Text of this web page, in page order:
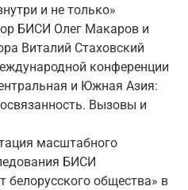
и не только»
БИСИ Олег Макаров и
Виталий Стаховский
конференции
и Южная Азия:
Вызовы и
масштабного
БИСИ
белорусского общества» в